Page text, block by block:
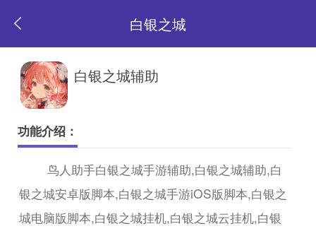
白银之城
返
页
白银之城辅助
功能介绍：
鸟人助手白银之城手游辅助,白银之城辅助,白
银之城安卓版脚本,白银之城手游iOS版脚本,白银之
城电脑版脚本,白银之城挂机,白银之城云挂机,白银